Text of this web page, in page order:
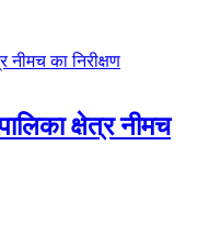
क्षेत्र नीमच